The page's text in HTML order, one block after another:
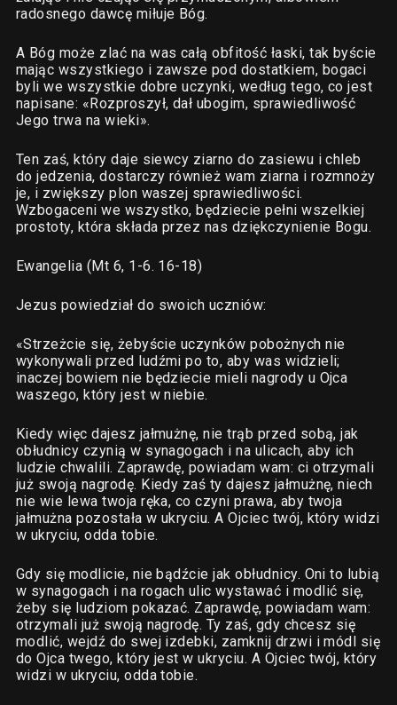
radosnego dawcę miłuje Bóg.
A Bóg może zlać na was całą obfitość łaski, tak byście
mając wszystkiego i zawsze pod dostatkiem, bogaci
byli we wszystkie dobre uczynki, według tego, co jest
napisane: «Rozproszył, dał ubogim, sprawiedliwość
Jego trwa na wieki».
Ten zaś, który daje siewcy ziarno do zasiewu i chleb
do jedzenia, dostarczy również wam ziarna i rozmnoży
je, i zwiększy plon waszej sprawiedliwości.
Wzbogaceni we wszystko, będziecie pełni wszelkiej
prostoty, która składa przez nas dziękczynienie Bogu.
Ewangelia (Mt 6, 1-6. 16-18)
Jezus powiedział do swoich uczniów:
«Strzeżcie się, żebyście uczynków pobożnych nie
wykonywali przed ludźmi po to, aby was widzieli;
inaczej bowiem nie będziecie mieli nagrody u Ojca
waszego, który jest w niebie.
Kiedy więc dajesz jałmużnę, nie trąb przed sobą, jak
obłudnicy czynią w synagogach i na ulicach, aby ich
ludzie chwalili. Zaprawdę, powiadam wam: ci otrzymali
już swoją nagrodę. Kiedy zaś ty dajesz jałmużnę, niech
nie wie lewa twoja ręka, co czyni prawa, aby twoja
jałmużna pozostała w ukryciu. A Ojciec twój, który widzi
w ukryciu, odda tobie.
Gdy się modlicie, nie bądźcie jak obłudnicy. Oni to lubią
w synagogach i na rogach ulic wystawać i modlić się,
żeby się ludziom pokazać. Zaprawdę, powiadam wam:
otrzymali już swoją nagrodę. Ty zaś, gdy chcesz się
modlić, wejdź do swej izdebki, zamknij drzwi i módl się
do Ojca twego, który jest w ukryciu. A Ojciec twój, który
widzi w ukryciu, odda tobie.